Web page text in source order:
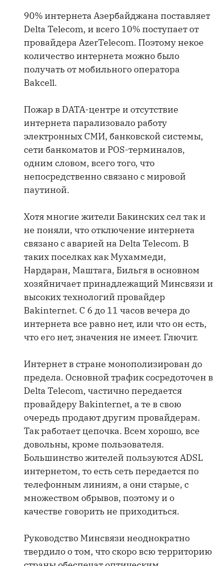
90% интернета Азербайджана поставляет
Delta Telecom, и всего 10% поступает от
провайдера AzerTelecom. Поэтому некое
количество интернета можно было
получать от мобильного оператора
Bakcell.
Пожар в DATA-центре и отсутствие
интернета парализовало работу
электронных СМИ, банковской системы,
сети банкоматов и POS-терминалов,
одним словом, всего того, что
непосредственно связано с мировой
паутиной.
Хотя многие жители Бакинских сел так и
не поняли, что отключение интернета
связано с аварией на Delta Telecom. В
таких поселках как Мухаммеди,
Нардаран, Маштага, Бильгя в основном
хозяйничает принадлежащий Минсвязи и
высоких технологий провайдер
Bakinternet. С 6 до 11 часов вечера до
интернета все равно нет, или что он есть,
что его нет, значения не имеет. Глючит.
Интернет в стране монополизирован до
предела. Основной трафик сосредоточен в
Delta Telecom, частично передается
провайдеру Bakinternet, а те в свою
очередь продают другим провайдерам.
Так работает цепочка. Всем хорошо, все
довольны, кроме пользователя.
Большинство жителей пользуются ADSL
интернетом, то есть сеть передается по
телефонным линиям, а они старые, с
множеством обрывов, поэтому и о
качестве говорить не приходиться.
Руководство Минсвязи неоднократно
твердило о том, что скоро всю территорию